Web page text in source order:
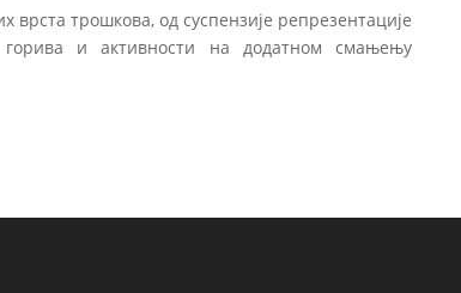
врста трошкова, од суспензије репрезентације
и активности на додатном смањењу